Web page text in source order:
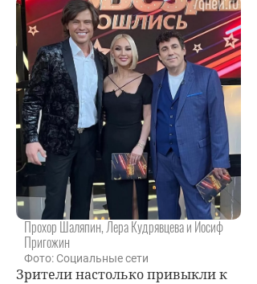
Прохор Шаляпин, Лера Кудрявцева и Иосиф
Пригожин
Фото: Социальные сети
Зрители настолько привыкли к